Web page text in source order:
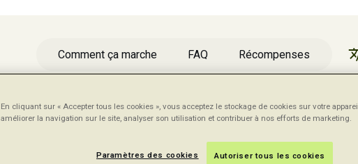
Comment ça marche FAQ Récompenses
En cliquant sur « Accepter tous les cookies », vous acceptez le stockage de cookies sur votre
améliorer la navigation sur le site, analyser son utilisation et contribuer à nos efforts de marketing.
Autoriser tous les cookies
Paramètres des cookies